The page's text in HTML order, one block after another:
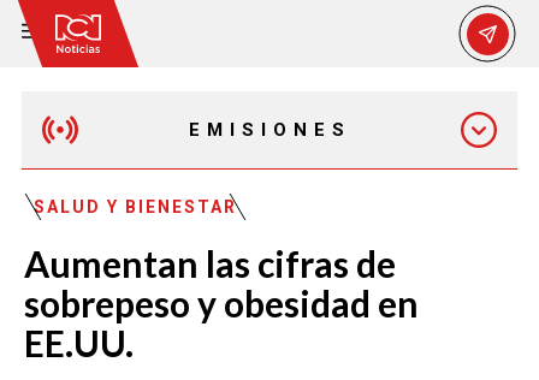
EMISIONES
EMISIÓN 12:30 PM
EMISIÓN 7:00 PM
SALUD Y BIENESTAR
Aumentan las cifras de
sobrepeso y obesidad en
EE.UU.